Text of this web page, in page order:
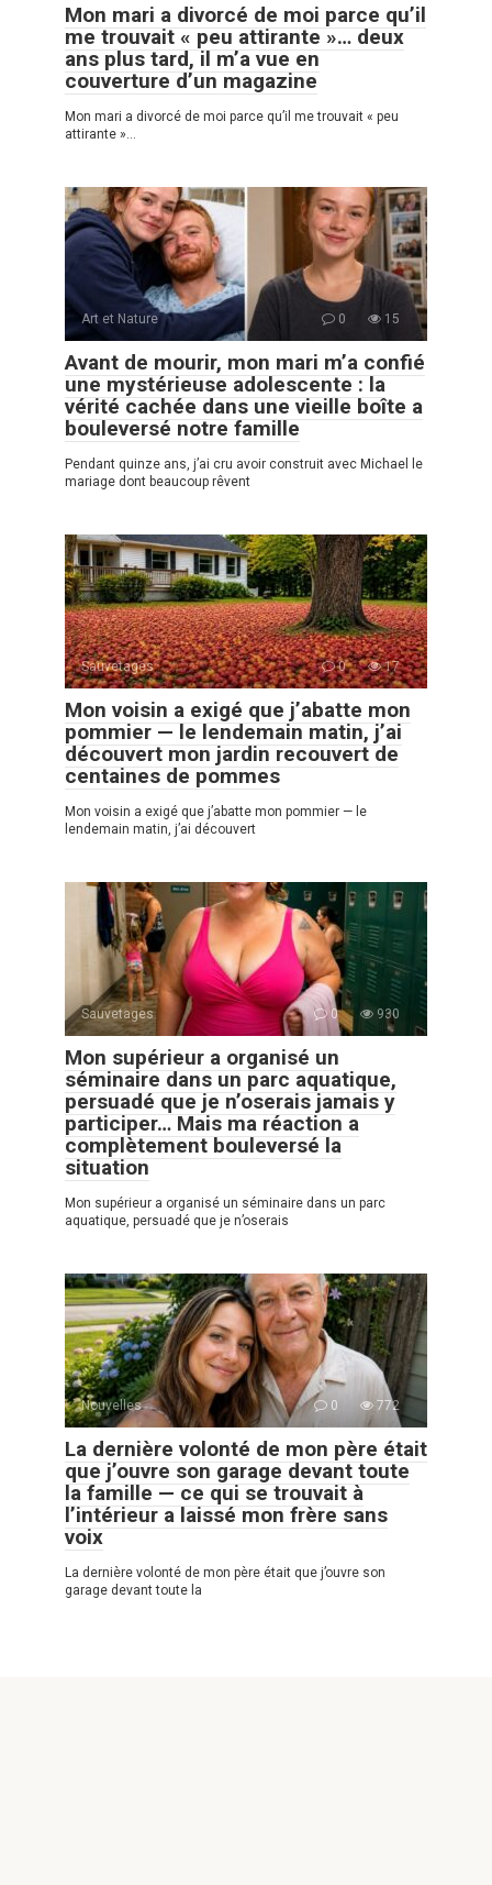
Mon mari a divorcé de moi parce qu’il
me trouvait « peu attirante »… deux
ans plus tard, il m’a vue en
couverture d’un magazine
Mon mari a divorcé de moi parce qu’il me trouvait « peu
attirante »…
Art et Nature 0 15
Avant de mourir, mon mari m’a confié
une mystérieuse adolescente : la
vérité cachée dans une vieille boîte a
bouleversé notre famille
Pendant quinze ans, j’ai cru avoir construit avec Michael le
mariage dont beaucoup rêvent
Sauvetages 0 17
Mon voisin a exigé que j’abatte mon
pommier — le lendemain matin, j’ai
découvert mon jardin recouvert de
centaines de pommes
Mon voisin a exigé que j’abatte mon pommier — le
lendemain matin, j’ai découvert
Sauvetages 0 930
Mon supérieur a organisé un
séminaire dans un parc aquatique,
persuadé que je n’oserais jamais y
participer… Mais ma réaction a
complètement bouleversé la
situation
Mon supérieur a organisé un séminaire dans un parc
aquatique, persuadé que je n’oserais
Nouvelles 0 772
La dernière volonté de mon père était
que j’ouvre son garage devant toute
la famille — ce qui se trouvait à
l’intérieur a laissé mon frère sans
voix
La dernière volonté de mon père était que j’ouvre son
garage devant toute la